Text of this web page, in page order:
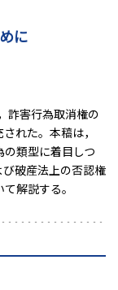
に
詐害行為取消権の
れた。本稿は，
類型に着目しつ
破産法上の否認権
解説する。